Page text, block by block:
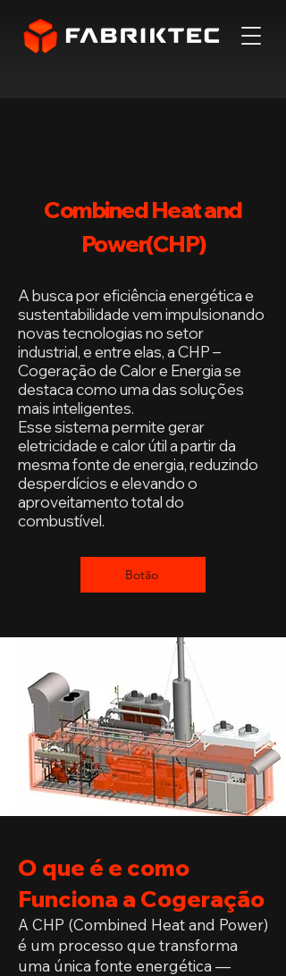
Combined Heat and
Power(CHP)
A busca por eficiência energética e
sustentabilidade vem impulsionando
novas tecnologias no setor
industrial, e entre elas, a CHP –
Cogeração de Calor e Energia se
destaca como uma das soluções
mais inteligentes.
Esse sistema permite gerar
eletricidade e calor útil a partir da
mesma fonte de energia, reduzindo
desperdícios e elevando o
aproveitamento total do
combustível.
Botão
O que é e como
Funciona a Cogeração
A CHP (Combined Heat and Power)
é um processo que transforma
uma única fonte energética —